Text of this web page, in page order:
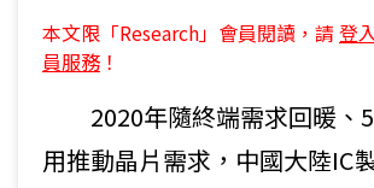
本文限「Research」會員閱讀，請 登
員服務 ！
2020年隨終端需求回暖、
用推動晶片需求，中國大陸IC